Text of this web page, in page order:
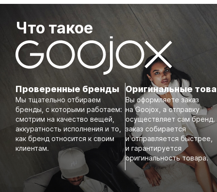
Что такое
Проверенные бренды
Мы тщательно отбираем
бренды, с которыми работаем:
смотрим на качество вещей,
аккуратность исполнения и то,
как бренд относится к своим
клиентам.
Оригинальные
Вы оформляете заказ
на Goojox, а отправку
осуществляет сам бренд.
заказ собирается
и отправляется быстрее,
и гарантируется
оригинальность товара.